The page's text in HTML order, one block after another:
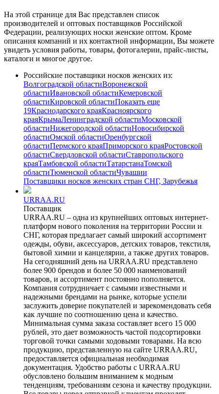
На этой странице для Вас представлен список
производителей и оптовых поставщиков Российской
Федерации, реализующих носки женские оптом. Кроме
описания компаний и их контактной информации, Вы можете
увидеть условия работы, товары, фотогалерии, прайс-листы,
каталоги и многое другое.
Российские поставщики носков женских из:
Волгоградской областиВоронежской
областиИвановской областиКемеровской
областиКировской областиПоказать еще
19Краснодарского краяКрасноярского
краяКрымаЛенинградской областиМосковской
областиНижегородской областиНовосибирской
областиОмской областиОренбургской
областиПермского краяПриморского краяРостовской
областиСвердловской областиСтавропольского
краяТамбовской областиТатарстанаТомской
областиТюменской областиЧувашии
Поставщики носков женских стран СНГ, Зарубежья
URRAA.RU
Поставщик
URRAA.RU – одна из крупнейших оптовых интернет-
платформ нового поколения на территории России и
СНГ, которая предлагает самый широкий ассортимент
одежды, обуви, аксессуаров, детских товаров, текстиля,
бытовой химии и канцелярии, а также других товаров.
На сегодняшний день на URRAA.RU представлено
более 900 брендов и более 50 000 наименований
товаров, и ассортимент постоянно пополняется.
Компания сотрудничает с самыми известными и
надежными брендами на рынке, которые успели
заслужить доверие покупателей и зарекомендовать себя
как лучшие по соотношению цена и качество.
Минимальная сумма заказа составляет всего 15 000
рублей, это дает возможность частой подсортировки
торговой точки самыми ходовыми товарами. На всю
продукцию, представленную на сайте URRAA.RU,
предоставляется официальная необходимая
документация. Удобство работы с URRAA.RU
обусловлено большим вниманием к модным
тенденциям, требованиям сезона и качеству продукции.